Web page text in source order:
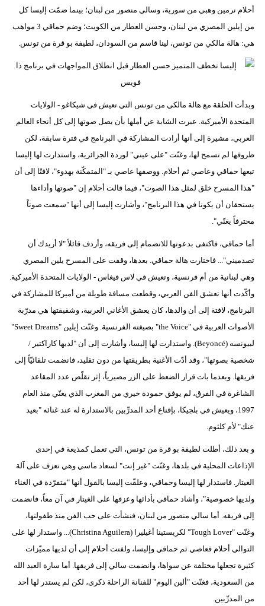
أحلام نرمين وهبي من سورية، وسالي منصور من لبنان؛ بينما ضمّت إليسا كل
من إيلين المصري من لبنان، وحسن العطار من الكويت؛ وضم حماقي 3 مواهب
هي: هالة مالكي من تونس، لينا قاسم من السودان، لطيفة بو قرة من تونس.
وبدأت الحلقة مع هالة مالكي من تونس التي تعيش في شيكاغو - الولايات
المتحدة الأميركية. عبرت الشابة عن أملها بأن يصل صوتها إلى كل أنحاء العالم
العربي، مشيرة إلى أنها أرادت المشاركة في البرنامج في فترة سابقة، لكن
ظروفها لم تسمح لها، وغنّت "على عيني" لوردة الجزائرية، واستدارت لها إليسا
تبعها حماقي وعاصي ثم أحلام. ووصفها عاصي بـ "المتمكّنة بهدوء"، لافتًا إلى أن
"هذا المسرح خلق لمثل هذا الصوت"، فيما قالت أحلام إن "صوتها وأداءها
يستحقان أن يكونا في هذا البرنامج"، وأشارت إليسا إلى أنها "سمعت صوتاً
محترفاً يغنّي".
أما حماقي، فاكتفى بدعوتها للانضمام إلى فريقه، وأردف قائلاً "لا أريدك أن
تصدميني"... فاختارت هالة حماقي. بعدها، وقفت على المسرح يلين المصري
وهي لبنانية من أم فرنسية، وتعيش في لاس فيغاس - الولايات المتحدة الأميركية.
وأكّدت أنها تعشق الفن العربي، وقطعت مسافة طويلة من أميركا للمشاركة في
البرنامج، لافتة إلى أن والدها، كان يعشق الأغاني العربية، وشقيقتها هي مدرّبة
الأصوات العربية في "the Voice" بصيغته الفرنسية. وغنّت إيلين "Sweet Dreams"
لبيونسه (Beyoncé). واستدارت لها إليسا، وأشارت إلى أن "لديها كاراكتير /
شخصية بصوتها"، وقد أدّت الأغنية بطريقتها من دون تقليد، فانضمت تلقائيّاً إلى
فريقها. وبعدما بات قرار الضعط على الزر مصيرياً، إثر تقلّص عدد المقاعد
الشاغرة في الفرق، لم يوفق حمودة خيري من المغرب الذي يغنّي منذ العام
1997، ويعيش في بلجيكا، بإقناع أحد المدرِّبين بالاستدارة له عند غنائه "بعيد
عنك" لأم كلثوم.
و بعد ذلك، أطلت لطيفة بو قرة من تونس، التي تعمل كمذيعة في إحدى
الإذاعات المحلية في بلدها، وغنّت "غير إنت" لسعاد ماسي وهي تعزف على آلة
الغيتار. فاستدار لها إليسا وحماقي، وعلقّت إليسا بالقول أنها "متفرّدة في الغناء
ولديها خصوصية"، وأشاد حماقي بأدائها وعزفها على الغيتار في آن معاً، فانضمت
إلى فريقه. أما سالي منصور من لبنان، فنشأت على حب الفن منذ طفولتها،
وغنّت "Tough Lover" لكريستينا أغيليرا (Christina Aguilera)... واستدار لها على
التوالي أحلام فعاصي ثم حماقي وإليسا، ولفتت أحلام إلى أن لديها مميّزات
كثيرة تجعلها مختلفة عن سواها، وانضمت سالي إلى فريقها. أما سارة العبد الله
من السعودية، فغنّت "ألين اليوم" للفنانة الراحلة ذكرى، لكن لم يستدر لها أحد
من المدرِّبين.